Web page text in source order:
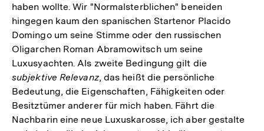
haben wollte. Wir "Normalsterblichen" beneiden
hingegen kaum den spanischen Startenor Placido
Domingo um seine Stimme oder den russischen
Oligarchen Roman Abramowitsch um seine
Luxusyachten. Als zweite Bedingung gilt die
subjektive Relevanz, das heißt die persönliche
Bedeutung, die Eigenschaften, Fähigkeiten oder
Besitztümer anderer für mich haben. Fährt die
Nachbarin eine neue Luxuskarosse, ich aber gestalte